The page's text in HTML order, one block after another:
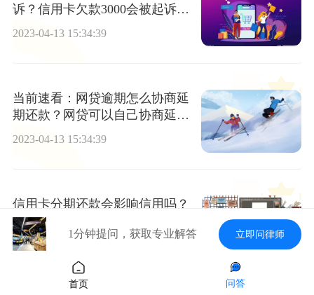
诉？信用卡欠款3000会被起诉
2023-04-13 15:34:39
当前速看：网贷逾期怎么协商延
期还款？网贷可以自己协商延期
2023-04-13 15:34:39
信用卡分期还款会影响信用吗？
信用卡逾期冻结后能恢复多久?
今日快讯
2023-04-13 15:34:39
1分钟提问，获取专业解答 立即问律师
首页 问答